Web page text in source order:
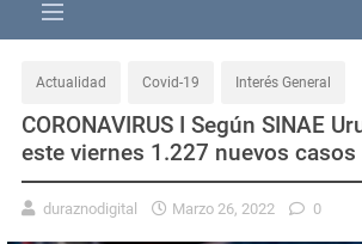
Actualidad Covid-19 Interés General
CORONAVIRUS I Según SINAE
este viernes 1.227 nuevos casos
duraznodigital Marzo 26, 2022 0